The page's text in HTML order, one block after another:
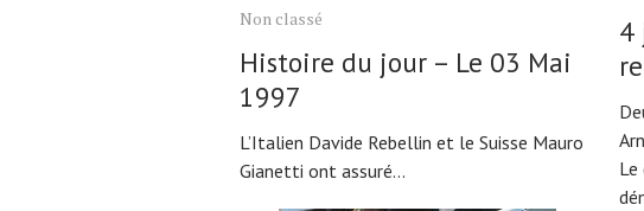
Non classé
Histoire du jour – Le 03 Mai
1997
L’Italien Davide Rebellin et le Suisse Mauro
Gianetti ont assuré...
4
Le